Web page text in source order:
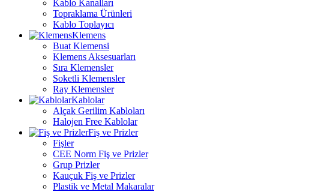
Kablo Kanalları
Topraklama Ürünleri
Kablo Toplayıcı
Klemens
Buat Klemensi
Klemens Aksesuarları
Sıra Klemensler
Soketli Klemensler
Ray Klemensler
Kablolar
Alçak Gerilim Kabloları
Halojen Free Kablolar
Fiş ve Prizler
Fişler
CEE Norm Fiş ve Prizler
Grup Prizler
Kauçuk Fiş ve Prizler
Plastik ve Metal Makaralar